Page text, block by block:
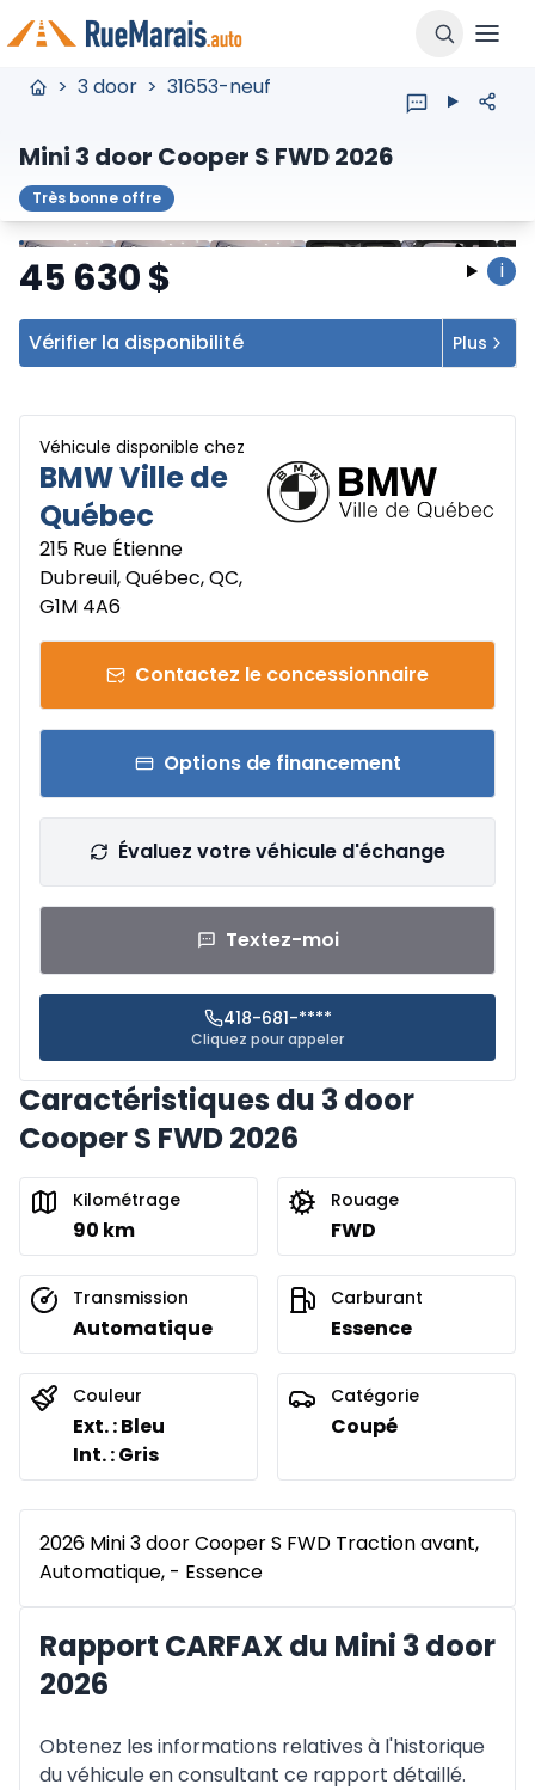
> 3 door > 31653-neuf
Mini 3 door Cooper S FWD 2026
Très bonne offre
ArrêterPrécédent
Suivant
45 630$ i
Vérifier la disponibilité Plus
Véhicule disponible chez
BMW Ville de
Québec
215 Rue Étienne
Dubreuil, Québec, QC,
G1M 4A6
Contactez le concessionnaire
Options de financement
Évaluez votre véhicule d'échange
Textez-moi
418-681-****
Cliquez pour appeler
Caractéristiques du 3 door
Cooper S FWD 2026
Kilométrage
90 km
Rouage
FWD
Transmission
Automatique
Carburant
Essence
Couleur
Ext. : Bleu
Int. : Gris
Catégorie
Coupé
2026 Mini 3 door Cooper S FWD Traction avant,
Automatique, - Essence
Rapport CARFAX du Mini 3 door
2026
Obtenez les informations relatives à l'historique
du véhicule en consultant ce rapport détaillé.